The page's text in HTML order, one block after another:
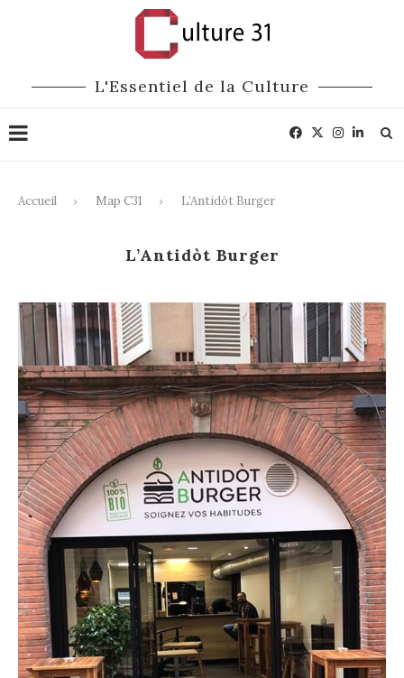
L'Essentiel de la Culture
Accueil Map C31 L’Antidòt Burger
L’Antidòt Burger